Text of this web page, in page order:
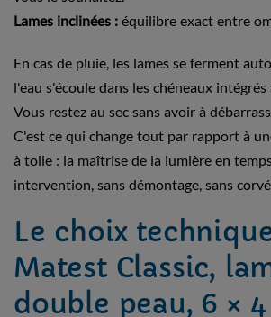
Lames inclinées : équilibre exact entre
En cas de pluie, les lames se ferment
l'eau s'écoule dans les chéneaux
Vous restez au sec sans avoir à
C'est ce qui change tout par rapport à
à toile : la maîtrise de la lumière en
intervention, sans démontage, sans
Le choix
Matest Classic,
double peau, 6 ×